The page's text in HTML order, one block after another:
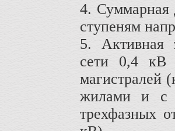
4. Суммарная
ступеням
5. Активная
сети 0,4 кВ
магистралей
жилами и с
трехфазных